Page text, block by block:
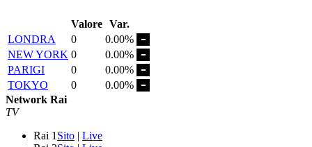
Valore Var.
LONDRA
0
0.00%
NEW YORK 0
0.00%
PARIGI
0
0.00%
TOKYO
0
0.00%
Network Rai
TV
Rai 1 Sito | Live